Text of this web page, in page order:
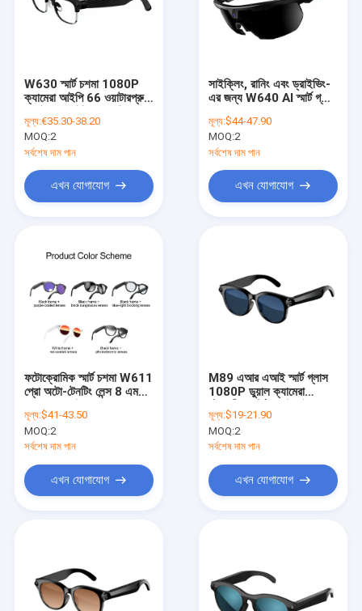
ভিডিও
W630 স্মার্ট চশমা 1080P
ক্যামেরা আইপি 66 ওয়াটারপ্রুফ
স্থিতিশীলতা চৌম্বকীয় চার্জিং
রিয়েল-টাইম অনুবাদ
মূল্য:€35.30-38.20
MOQ:2
সর্বশেষ দাম পান
এখন যোগাযোগ
সাইক্লিং, রানিং এবং ড্রাইভিং-
এর জন্য W640 AI স্মার্ট গ্লাস
অ্যাপ কন্ট্রোল, IP66
ওয়াটারপ্রুফ, ম্যাগনেটিক চার্জিং
মূল্য:$44-47.90
MOQ:2
সর্বশেষ দাম পান
এখন যোগাযোগ
ফটোক্রোমিক স্মার্ট চশমা W611
প্রো অটো-টেনটিং লেন্স 8 এমপি
অ্যাসিস্ট্যান্ট ওয়াইফাই 1080
পি ভিডিও আইপি 66
ওয়াটারপ্রুফ চৌম্বকীয়
মূল্য:$41-43.50
MOQ:2
সর্বশেষ দাম পান
এখন যোগাযোগ
M89 এআর এআই স্মার্ট গ্লাস
1080P ডুয়াল ক্যামেরা
ট্রান্সফার মেটাভার্স রিয়েল-টাইম
অনুবাদ ভয়েস অ্যাপ কন্ট্রোল
আইপি 67
মূল্য:$19-21.90
MOQ:2
সর্বশেষ দাম পান
এখন যোগাযোগ